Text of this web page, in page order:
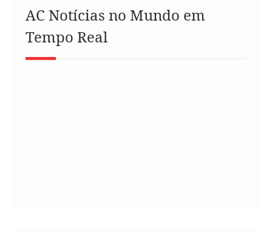
AC Notícias no Mundo em
Tempo Real